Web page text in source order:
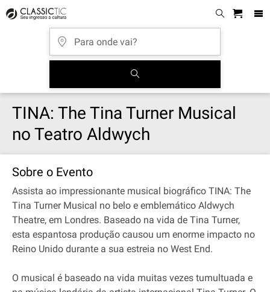
TINA: The Tina Turner Musical
no Teatro Aldwych
Sobre o Evento
Assista ao impressionante musical biográfico TINA: The
Tina Turner Musical no belo e emblemático Aldwych
Theatre, em Londres. Baseado na vida de Tina Turner,
esta espantosa produção causou um enorme impacto no
Reino Unido durante a sua estreia no West End.
O musical é baseado na vida muitas vezes tumultuada e